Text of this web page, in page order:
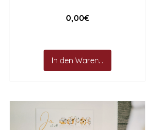
0,00€Preis
In den Warenkorb